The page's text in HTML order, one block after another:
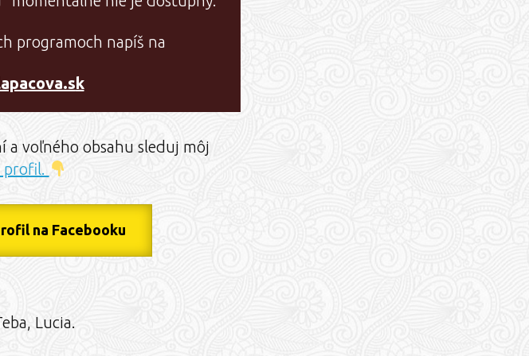
programoch napíš na
k
a voľného obsahu sleduj môj
profil.
na Facebooku
Lucia.